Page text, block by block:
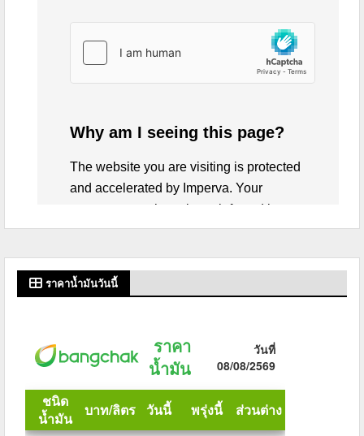
ราคาน้ำมันวันนี้